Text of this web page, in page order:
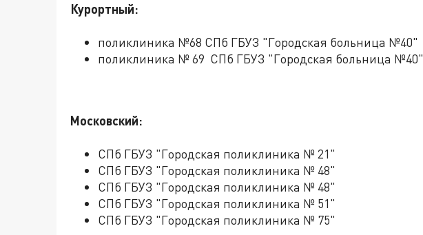
Курортный:
поликлиника №68 СПб ГБУЗ "Городская больница №40"
поликлиника № 69 СПб ГБУЗ "Городская больница №40"
Московский:
СПб ГБУЗ "Городская поликлиника № 21"
СПб ГБУЗ "Городская поликлиника № 48"
СПб ГБУЗ "Городская поликлиника № 48"
СПб ГБУЗ "Городская поликлиника № 51"
СПб ГБУЗ "Городская поликлиника № 75"